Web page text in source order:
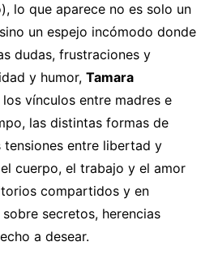
lo que aparece no es solo un
un espejo incómodo donde
dudas, frustraciones y
y humor,Tamara
vínculos entre madres e
las distintas formas de
tensiones entre libertad y
cuerpo, el trabajo y el amor
compartidos y en
secretos, herencias
a desear.